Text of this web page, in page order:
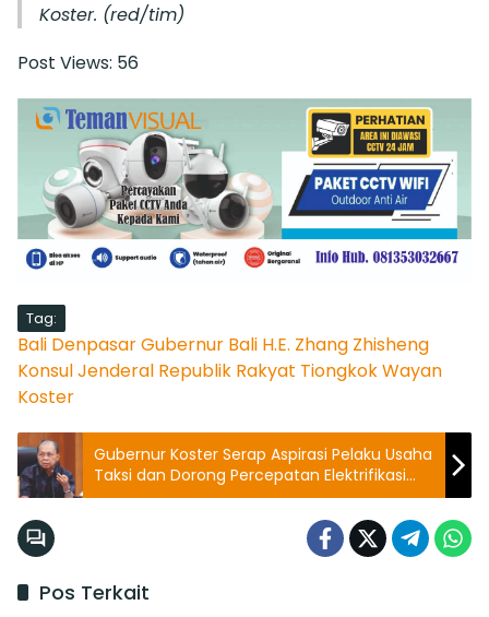
Koster. (red/tim)
Post Views: 56
Tag:
Bali DenpasarGubernur Bali H.E. Zhang Zhisheng
Konsul Jenderal Republik Rakyat TiongkokWayan
Koster
Gubernur Koster Serap Aspirasi Pelaku Usaha
Taksi dan Dorong Percepatan Elektrifikasi
Transportasi di Bali
Pos Terkait